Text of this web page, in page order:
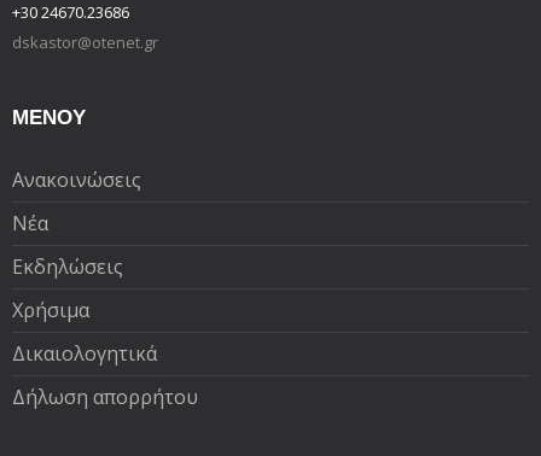
+30 24670.23686
dskastor@otenet.gr
ΜΕΝΟΥ
Ανακοινώσεις
Νέα
Εκδηλώσεις
Χρήσιμα
Δικαιολογητικά
Δήλωση απορρήτου